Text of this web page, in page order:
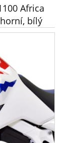
Africa
bílý